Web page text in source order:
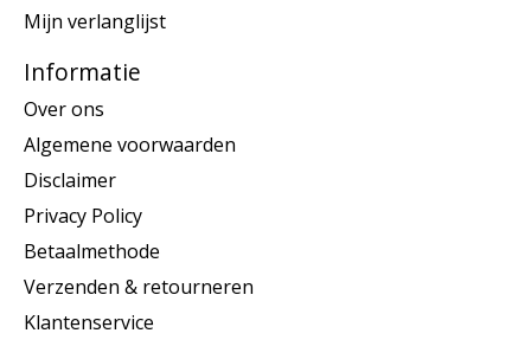
Mijn verlanglijst
Informatie
Over ons
Algemene voorwaarden
Disclaimer
Privacy Policy
Betaalmethode
Verzenden & retourneren
Klantenservice